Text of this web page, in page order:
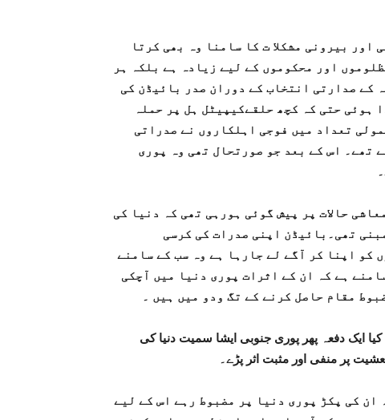
بیرونی مشکلا ت کا سامنا وہ بھی کرتا
اور محکوموں کے لیے زیادہ ہے بلکہ ہر
کے صدارتی انتخاب کے دوران صدر بائیڈن کی
ہوئی حتی کہ کچھ حلقےکیپیٹل ہل پر حملہ
تعداد میں فوجی اہلکاروں نے صدراتی
تھے۔ اس کے بعد جو صورتحال تھی وہ پوری
حالات پر پیش گوئی ہورہی تھی کہ دنیا کی
تھی۔بائیڈن اپنی صدرات کی کرسی
کو اپنا کر آگے لے جارہا ہے وہ سب کے سامنے
ہے کہ ان کے اثرات پوری دنیا میں آچکی
مقام حاصل کرنے کے تگ ودو میں ہیں ۔
ایک دفعہ پھر پوری جنوبی ایشا سمیت دنیا کی
پر منفی اور مثبت اثر پڑے۔
کی پکڑ پوری دنیا پر مضبوط رہے اس کے لیے